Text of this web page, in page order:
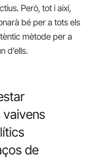
Però, tot i així,
bé per a tots els
mètode per a
d’ells.
vaivens
de